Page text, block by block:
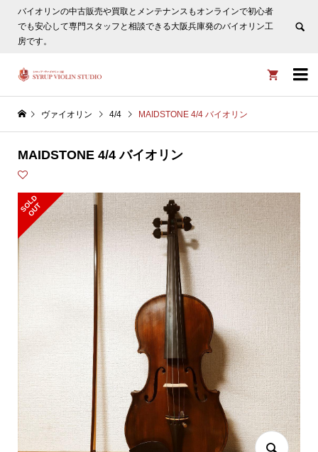
バイオリンの中古販売や買取とメンテナンスもオンラインで初心者
でも安心して専門スタッフと相談できる大阪兵庫発のバイオリン工
房です。


ヴァイオリン 4/4 MAIDSTONE 4/4 バイオリン
MAIDSTONE 4/4 バイオリン
S
O
L
D
O
U
T
ヴァイオリン選びについてタサカ工房長にLINE相談も頂けま
す。非表示